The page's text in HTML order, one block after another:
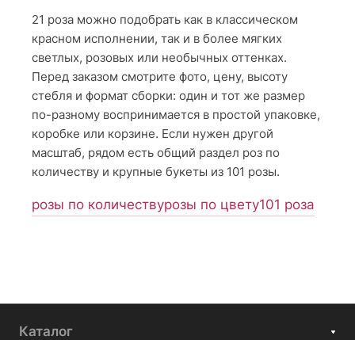
21 роза можно подобрать как в классическом
красном исполнении, так и в более мягких
светлых, розовых или необычных оттенках.
Перед заказом смотрите фото, цену, высоту
стебля и формат сборки: один и тот же размер
по-разному воспринимается в простой упаковке,
коробке или корзине. Если нужен другой
масштаб, рядом есть общий раздел роз по
количеству и крупные букеты из 101 розы.
розы по количествурозы по цвету101 роза
Каталог